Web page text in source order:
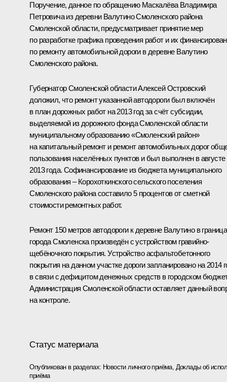
Поручение, данное по обращению Маскалёва Владимира
Петровича из деревни Валутино Смоленского района
Смоленской области, предусматривает принятие мер
по разработке графика проведения работ и их
по ремонту автомобильной дороги в деревне Валутино
Смоленского района.
Губернатор Смоленской области Алексей Островский
доложил, что ремонт указанной автодороги был включён
в план дорожных работ на 2013 год за счёт субсидии,
выделяемой из дорожного фонда Смоленской области
муниципальному образованию «Смоленский район»
на капитальный ремонт и ремонт автомобильных дорог
пользования населённых пунктов и был выполнен в августе
2013 года. Софинансирование из бюджета муниципального
образования – Корохоткинского сельского поселения
Смоленского района составило 5 процентов от сметной
стоимости ремонтных работ.
Ремонт 150 метров автодороги к деревне Валутино в
города Смоленска произведён с устройством гравийно-
щебёночного покрытия. Устройство асфальтобетонного
покрытия на данном участке дороги запланировано на 2014
в связи с дефицитом денежных средств в городском
Администрация Смоленской области оставляет данный
на контроле.
Статус материала
Опубликован в разделах: Новости личного приёма, Доклады об
приёма